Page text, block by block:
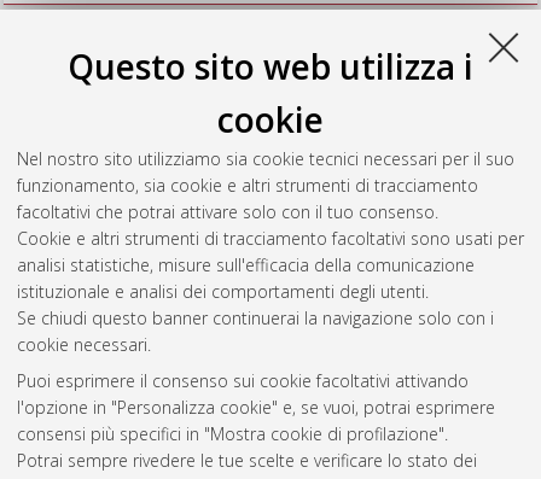
Questo sito web utilizza i
cookie
Nel nostro sito utilizziamo sia cookie tecnici necessari per il suo
funzionamento, sia cookie e altri strumenti di tracciamento
facoltativi che potrai attivare solo con il tuo consenso.
Cookie e altri strumenti di tracciamento facoltativi sono usati per
analisi statistiche, misure sull'efficacia della comunicazione
istituzionale e analisi dei comportamenti degli utenti.
Se chiudi questo banner continuerai la navigazione solo con i
cookie necessari.
Puoi esprimere il consenso sui cookie facoltativi attivando
l'opzione in "Personalizza cookie" e, se vuoi, potrai esprimere
consensi più specifici in "Mostra cookie di profilazione".
Potrai sempre rivedere le tue scelte e verificare lo stato dei
Fosch Villaronga, Eduard(2017)Towards a Legal end Ethical
Framework for Personal Care Robots. Analysis of Person
Carrier, Physical Assistant and Mobile Servant Robots.
[Dissertation thesis], Alma Mater Studiorum Università di
Bologna. Dottorato di ricerca inLaw, science and technology
29 Ciclo. DOI 10.6092/unibo/amsdottorato/8203.
Questa lista e' stata generata ilFri Aug 7 20:45:41 2026 CEST
Atom
Rss 1.0
Rss 2.0